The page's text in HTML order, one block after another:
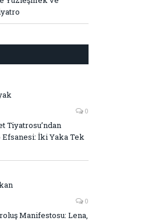
0
Tiyatrosu’ndan
İki Yaka Tek
0
Manifestosu: Lena,